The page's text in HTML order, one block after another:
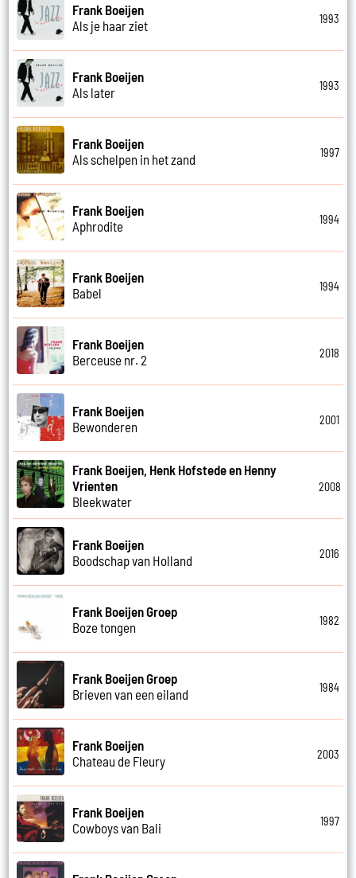
Frank Boeijen
Als je haar ziet
1993
Frank Boeijen
Als later
1993
Frank Boeijen
Als schelpen in het zand
1997
Frank Boeijen
Aphrodite
1994
Frank Boeijen
Babel
1994
Frank Boeijen
Berceuse nr. 2
2018
Frank Boeijen
Bewonderen
2001
Frank Boeijen, Henk Hofstede en Henny
Vrienten
Bleekwater
2008
Frank Boeijen
Boodschap van Holland
2016
Frank Boeijen Groep
Boze tongen
1982
Frank Boeijen Groep
Brieven van een eiland
1984
Frank Boeijen
Chateau de Fleury
2003
Frank Boeijen
Cowboys van Bali
1997